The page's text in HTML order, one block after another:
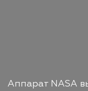
Аппарат NASA